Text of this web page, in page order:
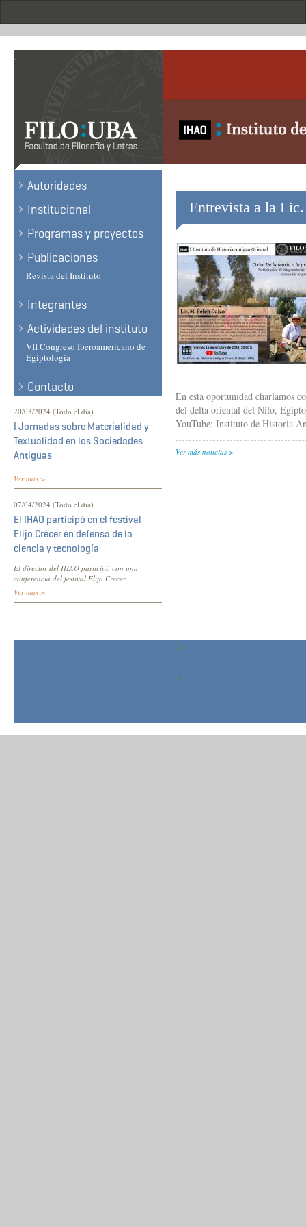
.
Autoridades
Institucional
Programas y proyectos
Publicaciones
Revista del Instituto
Integrantes
Actividades del instituto
VII Congreso Iberoamericano de
Egiptología
Contacto
20/03/2024 (Todo el día)
I Jornadas sobre Materialidad y
Textualidad en los Sociedades
Antiguas
Ver mas >
07/04/2024 (Todo el día)
El IHAO participó en el festival
Elijo Crecer en defensa de la
ciencia y tecnología
El director del IHAO participó con una
conferencia del festival Elijo Crecer
Ver mas >
Entrevista a la
En esta oportunidad charlamos
del delta oriental del Nilo,
YouTube: Instituto de Historia
Ver más noticias